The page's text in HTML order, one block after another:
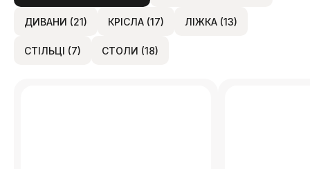
ДИВАНИ (21) КРІСЛА (17) ЛІЖКА (13)
СТІЛЬЦІ (7) СТОЛИ (18)